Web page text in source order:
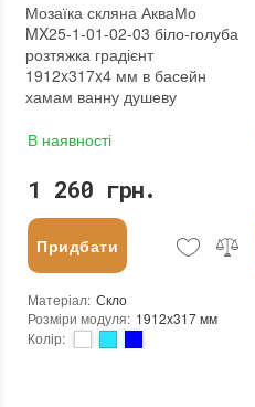
Мозаїка скляна АкваМо
MX25-1-01-02-03 біло-голуба
розтяжка градієнт
1912x317x4 мм в басейн
хамам ванну душеву
В наявності
1 260 грн.
Придбати
Матеріал: Скло
Розміри модуля: 1912x317 мм
Колір: